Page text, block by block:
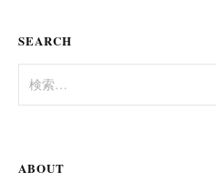
SEARCH
索:
ABOUT